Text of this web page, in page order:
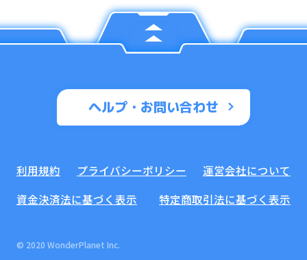
ヘルプ・お問い合わせ
利用規約 プライバシーポリシー
運営会社について
資金決済法に基づく表示
特定商取引法に基づく表示
© 2020 WonderPlanet Inc.